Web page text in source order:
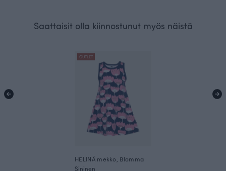
Saattaisit olla kiinnostunut myös näistä
OUTLET
HELINÄ mekko, Blomma
Sininen